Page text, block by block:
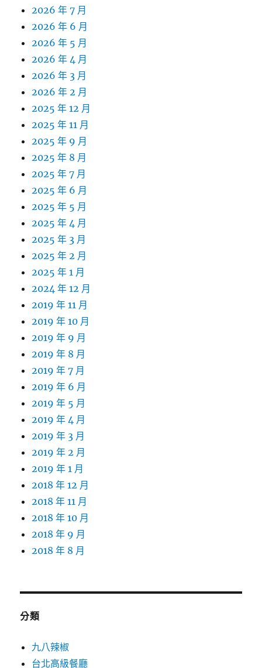
2026 年 7 月
2026 年 6 月
2026 年 5 月
2026 年 4 月
2026 年 3 月
2026 年 2 月
2025 年 12 月
2025 年 11 月
2025 年 9 月
2025 年 8 月
2025 年 7 月
2025 年 6 月
2025 年 5 月
2025 年 4 月
2025 年 3 月
2025 年 2 月
2025 年 1 月
2024 年 12 月
2019 年 11 月
2019 年 10 月
2019 年 9 月
2019 年 8 月
2019 年 7 月
2019 年 6 月
2019 年 5 月
2019 年 4 月
2019 年 3 月
2019 年 2 月
2019 年 1 月
2018 年 12 月
2018 年 11 月
2018 年 10 月
2018 年 9 月
2018 年 8 月
分類
九八辣椒
台北高級餐廳